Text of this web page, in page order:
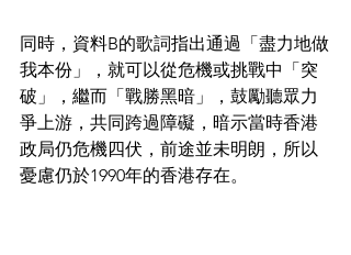
同時，資料B的歌詞指出通過「盡力地做
我本份」，就可以從危機或挑戰中「突
破」，繼而「戰勝黑暗」，鼓勵聽眾力
爭上游，共同跨過障礙，暗示當時香港
政局仍危機四伏，前途並未明朗，所以
憂慮仍於1990年的香港存在。